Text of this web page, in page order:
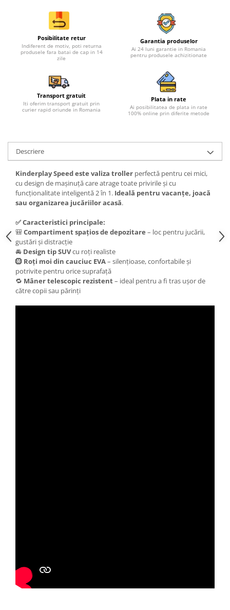
Posibilitate retur
Indiferent de motiv, poti returna
produsele fara batai de cap in 14
zile
Garantia produselor
Ai 24 luni garantie in Romania
pentru produsele achizitionate
Transport gratuit
Iti oferim transport gratuit prin
curier rapid oriunde in Romania
Plata in rate
Ai posibilitatea de plata in rate
100% online prin diferite metode
Descriere
Kinderplay Speed este valiza troller perfectă pentru cei mici,
cu design de mașinuță care atrage toate privirile și cu
funcționalitate inteligentă 2 în 1. Ideală pentru vacanțe, joacă
sau organizarea jucăriilor acasă.
✅ Caracteristici principale:
🎒Compartiment spațios de depozitare – loc pentru jucării,
gustări și distracție
🚘 Design tip SUVcu roți realiste
🛞 Roți moi din cauciuc EVA– silențioase, confortabile și
potrivite pentru orice suprafață
🔁 Mâner telescopic rezistent– ideal pentru a fi tras ușor de
către copii sau părinți